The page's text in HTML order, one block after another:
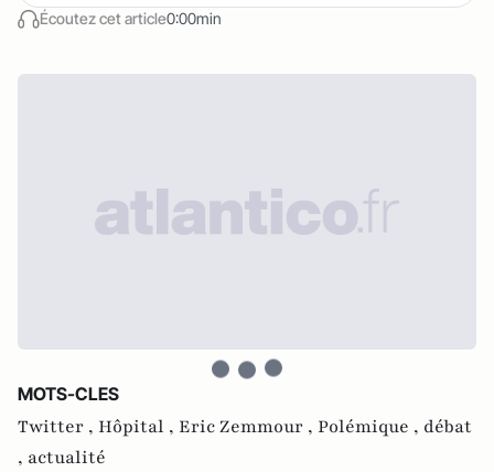
Écoutez cet article0:00min
MOTS-CLES
Twitter , Hôpital , Eric Zemmour , Polémique , débat
, actualité